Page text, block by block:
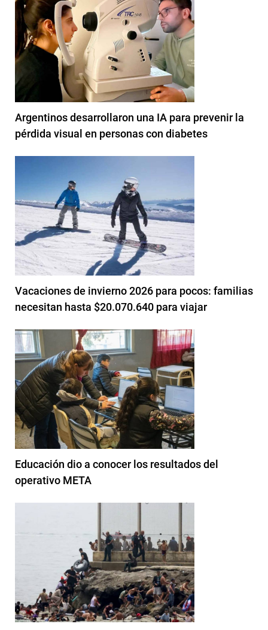
Argentinos desarrollaron una IA para prevenir la
pérdida visual en personas con diabetes
Vacaciones de invierno 2026 para pocos: familias
necesitan hasta $20.070.640 para viajar
Educación dio a conocer los resultados del
operativo META